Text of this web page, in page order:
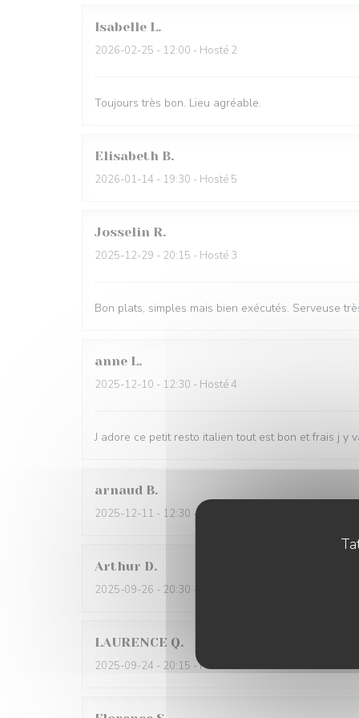
Isabelle L
2026-02-25 - 12:00 - Hosté 2
Toujours très bon. Lieu agréable.
Elisabeth B
2026-01-14 - 19:30 - Hosté 5
Josselin R
2025-12-29 - 20:15 - Hosté 3
Bon plats, simples mais bien exécutés. Serveuse
anne L
2025-12-10 - 12:30 - Hosté 4
J adore ce petit resto italien tout est bon et frais j y
arnaud B
2025-12-11 - 12:30 - Hosté 4
Arthur D
2025-09-26 - 20:30 - Hosté 2
LAURENCE Q
2025-09-24 - 20:15 - Hosté 2